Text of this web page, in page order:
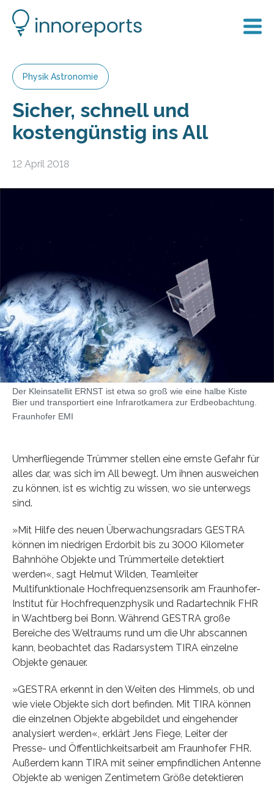
Physik Astronomie
Sicher, schnell und
kostengünstig ins All
12 April 2018
Der Kleinsatellit ERNST ist etwa so groß wie eine halbe Kiste
Bier und transportiert eine Infrarotkamera zur Erdbeobachtung.
Fraunhofer EMI
Umherfliegende Trümmer stellen eine ernste Gefahr für
alles dar, was sich im All bewegt. Um ihnen ausweichen
zu können, ist es wichtig zu wissen, wo sie unterwegs
sind.
»Mit Hilfe des neuen Überwachungsradars GESTRA
können im niedrigen Erdorbit bis zu 3000 Kilometer
Bahnhöhe Objekte und Trümmerteile detektiert
werden«, sagt Helmut Wilden, Teamleiter
Multifunktionale Hochfrequenzsensorik am Fraunhofer-
Institut für Hochfrequenzphysik und Radartechnik FHR
in Wachtberg bei Bonn. Während GESTRA große
Bereiche des Weltraums rund um die Uhr abscannen
kann, beobachtet das Radarsystem TIRA einzelne
Objekte genauer.
»GESTRA erkennt in den Weiten des Himmels, ob und
wie viele Objekte sich dort befinden. Mit TIRA können
die einzelnen Objekte abgebildet und eingehender
analysiert werden«, erklärt Jens Fiege, Leiter der
Presse- und Öffentlichkeitsarbeit am Fraunhofer FHR.
Außerdem kann TIRA mit seiner empfindlichen Antenne
Objekte ab wenigen Zentimetern Größe detektieren